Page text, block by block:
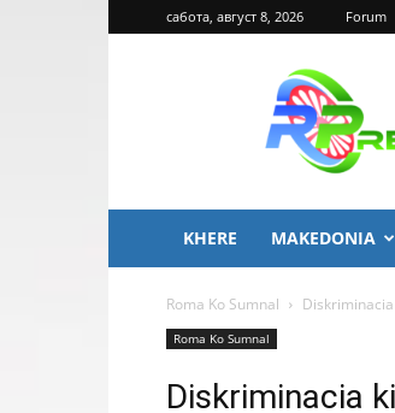
сабота, август 8, 2026 Forum
PRESS
KHERE MAKEDONIA
Roma Ko Sumnal
Roma Ko Sumnal
Diskriminacia